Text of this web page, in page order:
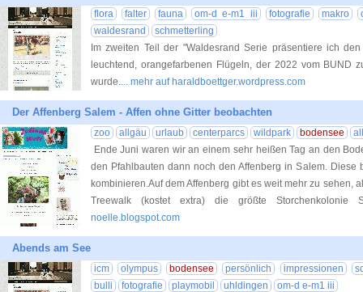
flora falter fauna om-d e-m1 iii fotografie makro
waldesrand
schmetterling
Im zweiten Teil der "Waldesrand Serie präsentiere ich
leuchtend, orangefarbenen Flügeln, der 2022 vom BUND
wurde.... mehr auf haraldboettger.wordpress.com
Der Affenberg Salem - Affen ohne Gitter beobachten
zoo allgäu urlaub centerparcs wildpark bodensee
Ende Juni waren wir an einem sehr heißen Tag an den
den Pfahlbauten dann noch den Affenberg in Salem. Diese
kombinieren.Auf dem Affenberg gibt es weit mehr zu sehen,
Treewalk (kostet extra) die größte Storchenkolonie
noelle.blogspot.com
Abends am See
icm olympus bodensee persönlich impressionen
bulli
fotografie playmobil uhldingen
om-d e-m1 iii